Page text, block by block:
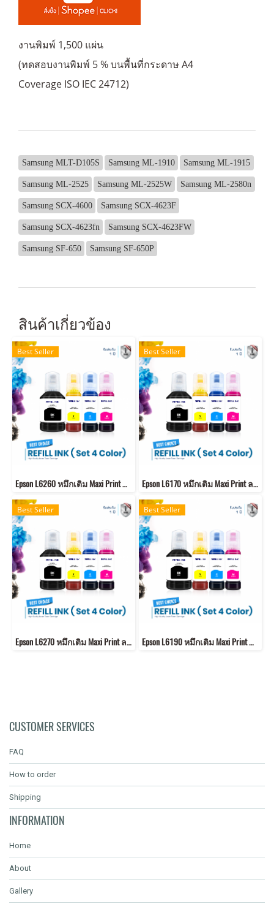
งานพิมพ์ 1,500 แผ่น
(ทดสอบงานพิมพ์ 5 % บนพื้นที่กระดาษ A4
Coverage ISO IEC 24712)
Samsung MLT-D105S Samsung ML-1910 Samsung ML-1915
Samsung ML-2525 Samsung ML-2525W Samsung ML-2580n
Samsung SCX-4600 Samsung SCX-4623F
Samsung SCX-4623fn Samsung SCX-4623FW
Samsung SF-650 Samsung SF-650P
สินค้าเกี่ยวข้อง
Best Seller
Epson L6260 หมึกเติม Maxi Print ลดการอุดตัน รับประกันคุณภาพ 100%
Best Seller
Epson L6170 หมึกเติม Maxi Print ลดการอุดตัน รับประกันคุณภาพ 100%
Best Seller
Epson L6270 หมึกเติม Maxi Print ลดการอุดตัน รับประกันคุณภาพ 100%
Best Seller
Epson L6190 หมึกเติม Maxi Print ลดการอุดตัน รับประกันคุณภาพ 100%
CUSTOMER SERVICES
FAQ
How to order
Shipping
INFORMATION
Home
About
Gallery